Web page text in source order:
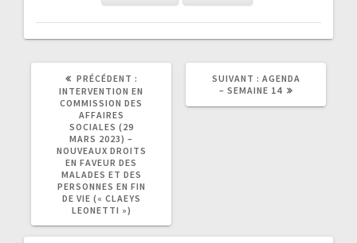
PRÉCÉDENT :
ARTICLE
PRÉCÉDENT
INTERVENTION EN
COMMISSION DES
AFFAIRES
SOCIALES (29
MARS 2023) –
NOUVEAUX DROITS
EN FAVEUR DES
MALADES ET DES
PERSONNES EN FIN
DE VIE (« CLAEYS
LEONETTI »)
SUIVANT :
ARTICLE
AGENDA
– SEMAINE 14